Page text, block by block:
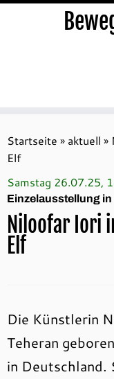
Inhalt
springen
Startseite » aktuell »
Elf
Samstag 26.07.25,
Einzelausstellung
Niloofar Iori
Elf
Die Künstlerin
Teheran
in Deutschland.